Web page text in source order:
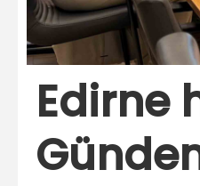
Edirne